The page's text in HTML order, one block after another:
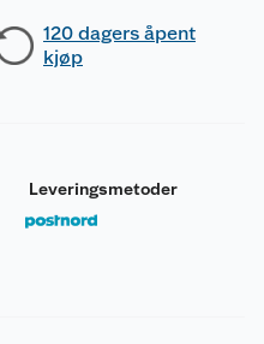
120 dagers åpent
kjøp
Leveringsmetoder